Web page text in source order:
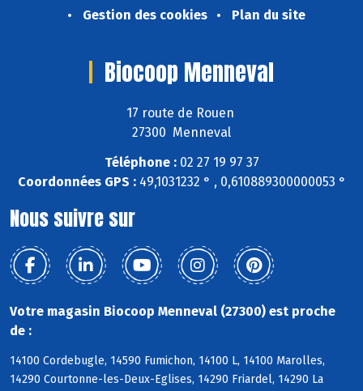
Gestion des cookies
Plan du site
Biocoop Menneval
17 route de Rouen
27300 Menneval
Téléphone :02 27 19 97 37
Coordonnées GPS :49,1031232 ° , 0,610889300000053 °
Nous suivre sur
Votre magasin Biocoop Menneval (27300) est proche
de :
14100 Cordebugle, 14590 Fumichon, 14100 L, 14100 Marolles,
14290 Courtonne-les-Deux-Eglises, 14290 Friardel, 14290 La